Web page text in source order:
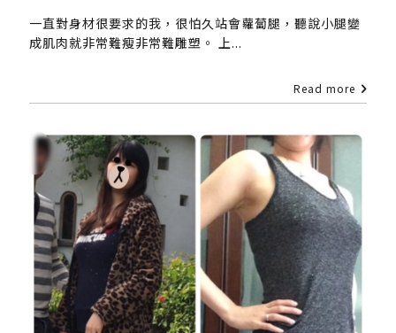
一直對身材很要求的我，很怕久站會蘿蔔腿，聽說小腿變
成肌肉就非常難瘦非常難雕塑。 上...
Read more